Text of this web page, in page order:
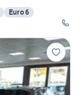
Euro 6